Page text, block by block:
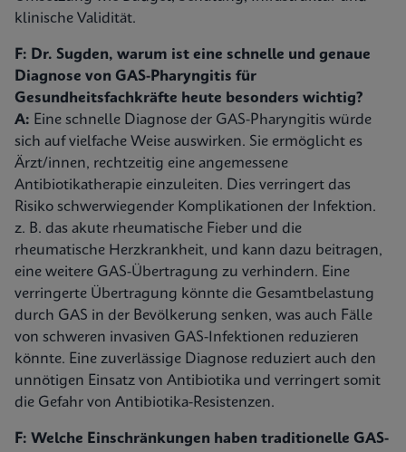
klinische Validität.
F: Dr. Sugden, warum ist eine schnelle und genaue
Diagnose von GAS-Pharyngitis für
Gesundheitsfachkräfte heute besonders wichtig?
A: Eine schnelle Diagnose der GAS-Pharyngitis würde
sich auf vielfache Weise auswirken. Sie ermöglicht es
Ärzt/innen, rechtzeitig eine angemessene
Antibiotikatherapie einzuleiten. Dies verringert das
Risiko schwerwiegender Komplikationen der Infektion.
z. B. das akute rheumatische Fieber und die
rheumatische Herzkrankheit, und kann dazu beitragen,
eine weitere GAS-Übertragung zu verhindern. Eine
verringerte Übertragung könnte die Gesamtbelastung
durch GAS in der Bevölkerung senken, was auch Fälle
von schweren invasiven GAS-Infektionen reduzieren
könnte. Eine zuverlässige Diagnose reduziert auch den
unnötigen Einsatz von Antibiotika und verringert somit
die Gefahr von Antibiotika-Resistenzen.
F: Welche Einschränkungen haben traditionelle GAS-